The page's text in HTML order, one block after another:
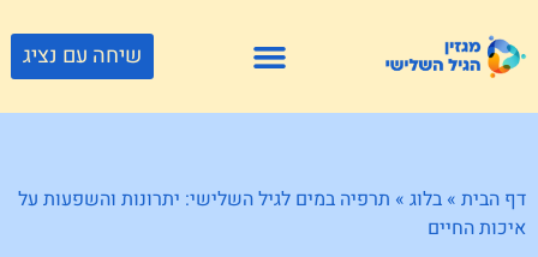
שיחה עם נציג
דף הבית » בלוג » תרפיה במים לגיל השלישי: יתרונות והשפעות על
איכות החיים